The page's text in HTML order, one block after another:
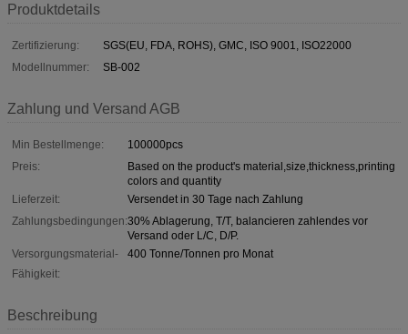
Produktdetails
Zertifizierung:
SGS(EU, FDA, ROHS), GMC, ISO 9001, ISO22000
Modellnummer:
SB-002
Zahlung und Versand AGB
Min Bestellmenge:
100000pcs
Preis:
Based on the product's material,size,thickness,printing
colors and quantity
Lieferzeit:
Versendet in 30 Tage nach Zahlung
Zahlungsbedingungen:30% Ablagerung, T/T, balancieren zahlendes vor
Versand oder L/C, D/P.
Versorgungsmaterial-
Fähigkeit:
400 Tonne/Tonnen pro Monat
Beschreibung